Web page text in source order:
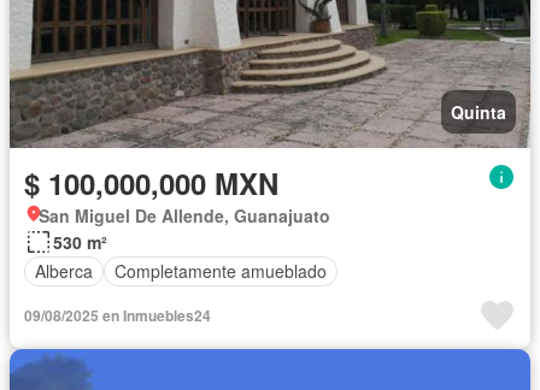
Quinta
$ 100,000,000 MXN
San Miguel De Allende, Guanajuato
530 m²
Alberca
Completamente amueblado
09/08/2025 en Inmuebles24